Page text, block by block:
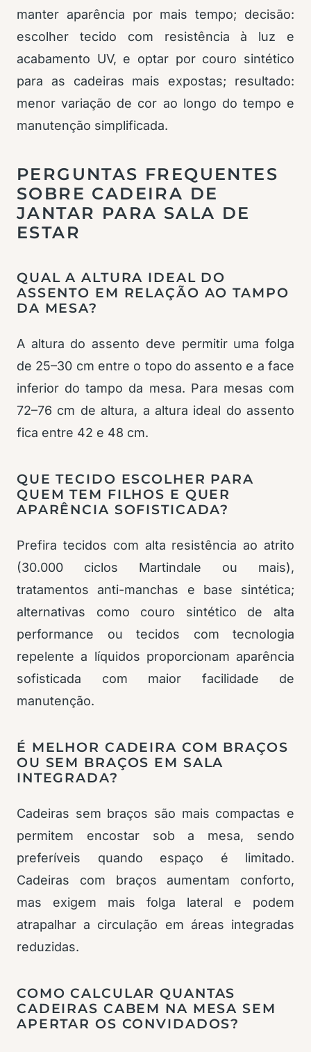
manter aparência por mais tempo; decisão:
escolher tecido com resistência à luz e
acabamento UV, e optar por couro sintético
para as cadeiras mais expostas; resultado:
menor variação de cor ao longo do tempo e
manutenção simplificada.
PERGUNTAS FREQUENTES
SOBRE CADEIRA DE
JANTAR PARA SALA DE
ESTAR
QUAL A ALTURA IDEAL DO
ASSENTO EM RELAÇÃO AO TAMPO
DA MESA?
A altura do assento deve permitir uma folga
de 25–30 cm entre o topo do assento e a face
inferior do tampo da mesa. Para mesas com
72–76 cm de altura, a altura ideal do assento
fica entre 42 e 48 cm.
QUE TECIDO ESCOLHER PARA
QUEM TEM FILHOS E QUER
APARÊNCIA SOFISTICADA?
Prefira tecidos com alta resistência ao atrito
(30.000 ciclos Martindale ou mais),
tratamentos anti-manchas e base sintética;
alternativas como couro sintético de alta
performance ou tecidos com tecnologia
repelente a líquidos proporcionam aparência
sofisticada com maior facilidade de
manutenção.
É MELHOR CADEIRA COM BRAÇOS
OU SEM BRAÇOS EM SALA
INTEGRADA?
Cadeiras sem braços são mais compactas e
permitem encostar sob a mesa, sendo
preferíveis quando espaço é limitado.
Cadeiras com braços aumentam conforto,
mas exigem mais folga lateral e podem
atrapalhar a circulação em áreas integradas
reduzidas.
COMO CALCULAR QUANTAS
CADEIRAS CABEM NA MESA SEM
APERTAR OS CONVIDADOS?